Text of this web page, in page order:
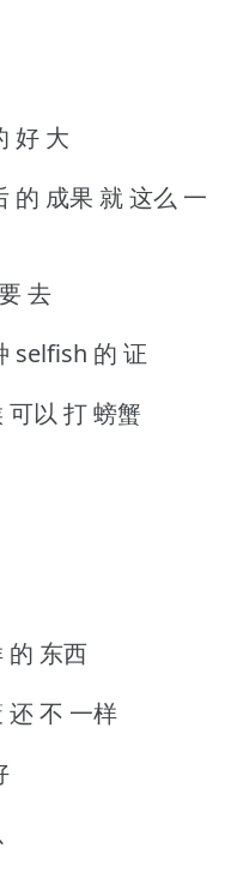
好 大
的 成果 就 这么 一
去
selfish 的 证
可以 打 螃蟹
的 东西
还 不 一样